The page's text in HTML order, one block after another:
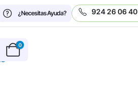
¿Necesitas Ayuda?
924 26 06 40
0